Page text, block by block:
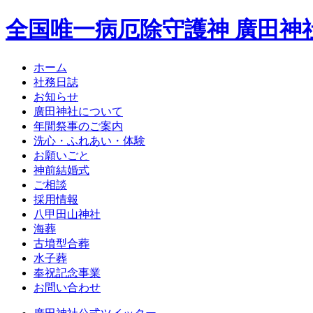
全国唯一病厄除守護神 廣田神
ホーム
社務日誌
お知らせ
廣田神社について
年間祭事のご案内
洗心・ふれあい・体験
お願いごと
神前結婚式
ご相談
採用情報
八甲田山神社
海葬
古墳型合葬
水子葬
奉祝記念事業
お問い合わせ